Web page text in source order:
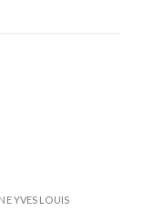
YVES LOUIS